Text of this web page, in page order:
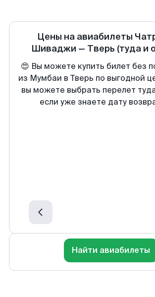
Цены на авиабилеты
Шиваджи — Тверь (туда и
😍 Вы можете купить билет без
из Мумбаи в Тверь по выгодной
вы можете выбрать перелет
если уже знаете дату
Найти авиабилеты